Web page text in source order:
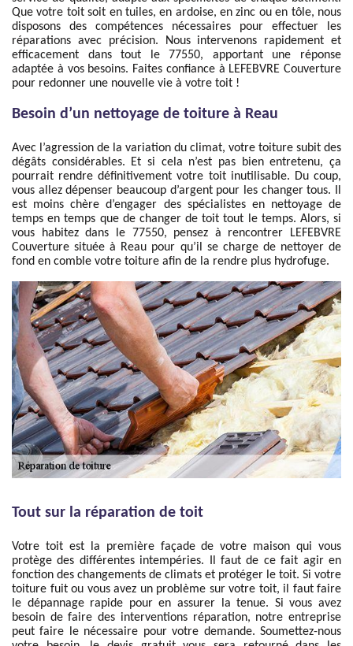
Que votre toit soit en tuiles, en ardoise, en zinc ou en tôle, nous
disposons des compétences nécessaires pour effectuer les
réparations avec précision. Nous intervenons rapidement et
efficacement dans tout le 77550, apportant une réponse
adaptée à vos besoins. Faites confiance à LEFEBVRE Couverture
pour redonner une nouvelle vie à votre toit !
Besoin d’un nettoyage de toiture à Reau
Avec l’agression de la variation du climat, votre toiture subit des
dégâts considérables. Et si cela n’est pas bien entretenu, ça
pourrait rendre définitivement votre toit inutilisable. Du coup,
vous allez dépenser beaucoup d’argent pour les changer tous. Il
est moins chère d’engager des spécialistes en nettoyage de
temps en temps que de changer de toit tout le temps. Alors, si
vous habitez dans le 77550, pensez à rencontrer LEFEBVRE
Couverture située à Reau pour qu’il se charge de nettoyer de
fond en comble votre toiture afin de la rendre plus hydrofuge.
Tout sur la réparation de toit
Votre toit est la première façade de votre maison qui vous
protège des différentes intempéries. Il faut de ce fait agir en
fonction des changements de climats et protéger le toit. Si votre
toiture fuit ou vous avez un problème sur votre toit, il faut faire
le dépannage rapide pour en assurer la tenue. Si vous avez
besoin de faire des interventions réparation, notre entreprise
peut faire le nécessaire pour votre demande. Soumettez-nous